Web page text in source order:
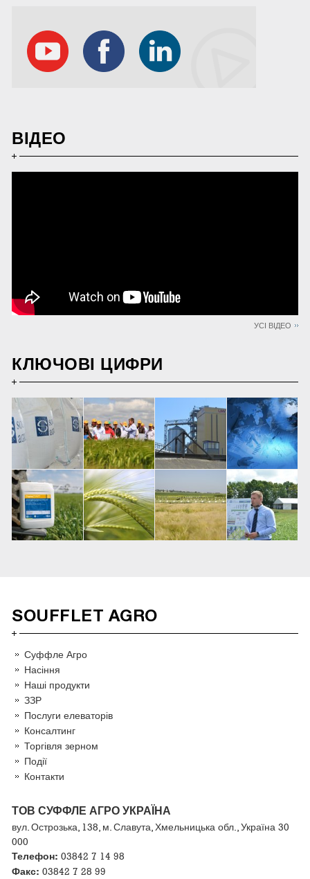
ВІДЕО
УСІ ВІДЕО
КЛЮЧОВІ ЦИФРИ
SOUFFLET AGRO
Суффле Агро
Насіння
Наші продукти
ЗЗР
Послуги елеваторів
Консалтинг
Торгівля зерном
Події
Контакти
ТОВ СУФФЛЕ АГРО УКРАЇНА
вул. Острозька, 138, м. Славута, Хмельницька обл., Україна 30
000
Телефон: 03842 7 14 98
Факс: 03842 7 28 99